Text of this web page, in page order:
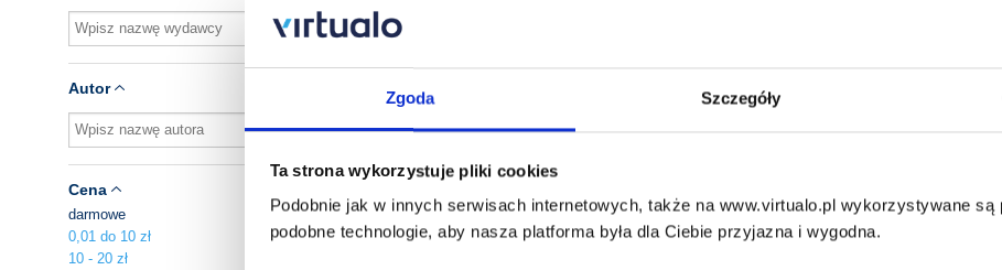
Zgoda Szczegóły
Ta strona wykorzystuje pliki cookies
Podobnie jak w innych serwisach internetowych, także na www.virtualo.pl wykorzystywane są
podobne technologie, aby nasza platforma była dla Ciebie przyjazna i wygodna.
Autor
Cena
darmowe
0,01 do 10 zł
10 - 20 zł